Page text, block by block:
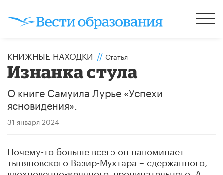
КНИЖНЫЕ НАХОДКИ // Статья
Изнанка стула
О книге Самуила Лурье «Успехи
ясновидения».
31 января 2024
Почему-то больше всего он напоминает
тыняновского Вазир-Мухтара – сдержанного,
вдохновенно-желчного, проницательного. А